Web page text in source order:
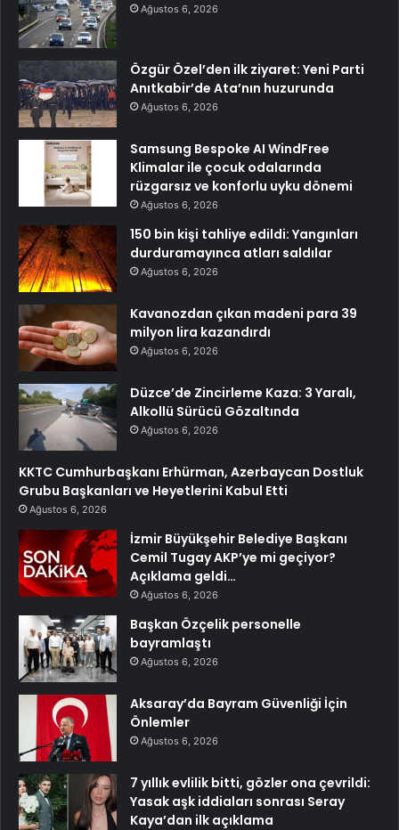
Ağustos 6, 2026
Özgür Özel’den ilk ziyaret: Yeni Parti
Anıtkabir’de Ata’nın huzurunda
Ağustos 6, 2026
Samsung Bespoke AI WindFree
Klimalar ile çocuk odalarında
rüzgarsız ve konforlu uyku dönemi
Ağustos 6, 2026
150 bin kişi tahliye edildi: Yangınları
durduramayınca atları saldılar
Ağustos 6, 2026
Kavanozdan çıkan madeni para 39
milyon lira kazandırdı
Ağustos 6, 2026
Düzce’de Zincirleme Kaza: 3 Yaralı,
Alkollü Sürücü Gözaltında
Ağustos 6, 2026
KKTC Cumhurbaşkanı Erhürman, Azerbaycan Dostluk
Grubu Başkanları ve Heyetlerini Kabul Etti
Ağustos 6, 2026
İzmir Büyükşehir Belediye Başkanı
Cemil Tugay AKP’ye mi geçiyor?
Açıklama geldi…
Ağustos 6, 2026
Başkan Özçelik personelle
bayramlaştı
Ağustos 6, 2026
Aksaray’da Bayram Güvenliği İçin
Önlemler
Ağustos 6, 2026
7 yıllık evlilik bitti, gözler ona çevrildi:
Yasak aşk iddiaları sonrası Seray
Kaya’dan ilk açıklama